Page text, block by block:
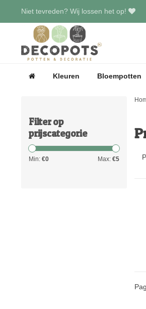
Niet tevreden? Wij lossen het op!
Kleuren Bloempotten
Filter op
prijscategorie
Min: €0 Max: €5